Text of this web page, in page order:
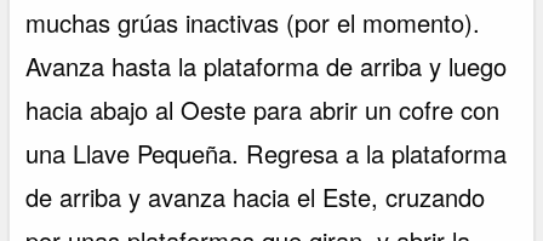
muchas grúas inactivas (por el momento).
Avanza hasta la plataforma de arriba y luego
hacia abajo al Oeste para abrir un cofre con
una Llave Pequeña. Regresa a la plataforma
de arriba y avanza hacia el Este, cruzando